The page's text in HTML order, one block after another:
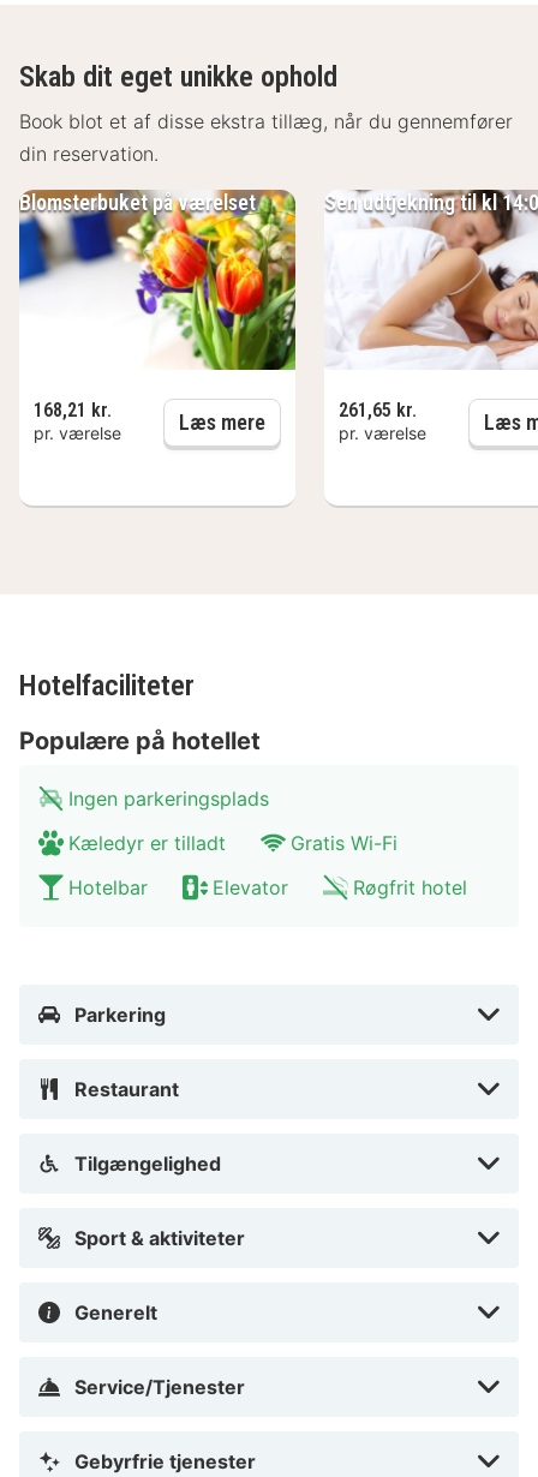
Skab dit eget unikke ophold
Book blot et af disse ekstra tillæg, når du gennemfører
din reservation.
Blomsterbuket på værelset
168,21 kr.
pr. værelse Læs mereBlomsterbuket på værelset
Sen udtjekning til kl
261,65 kr.
pr. værelse Læs
Hotelfaciliteter
Populære på hotellet
Ingen parkeringsplads
Kæledyr er tilladt
Gratis Wi-Fi
Hotelbar
Elevator Røgfrit hotel
Parkering
Restaurant
Tilgængelighed
Sport & aktiviteter
Generelt
Service/Tjenester
Gebyrfrie tjenester